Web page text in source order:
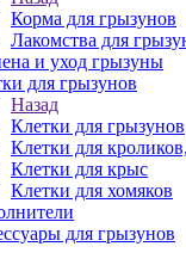
Корма для грызунов
Лакомства для
и уход грызуны
для грызунов
Назад
Клетки для грызунов
Клетки для
Клетки для крыс
Клетки для хомяков
для грызунов